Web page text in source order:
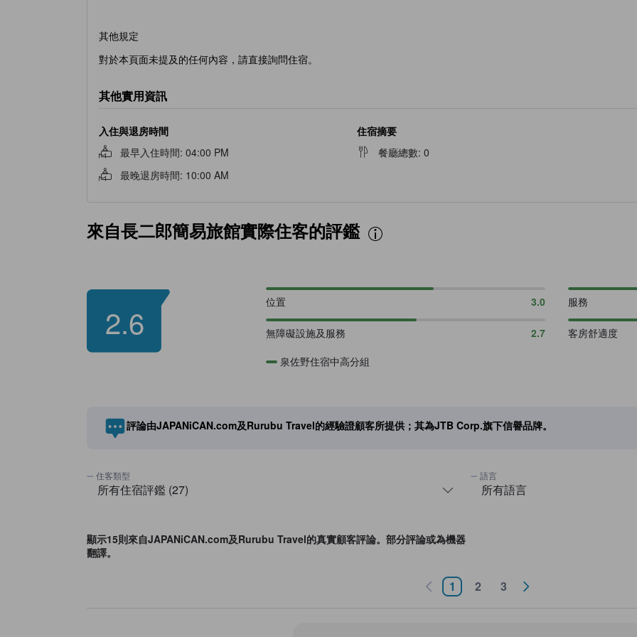
其他規定
對於本頁面未提及的任何內容，請直接詢問住宿。
其他實用資訊
入住與退房時間
最早入住時間: 04:00 PM
最晚退房時間: 10:00 AM
住宿摘要
餐廳總數:0
來自長二郎簡易旅館實際住客的評鑑
2.6
位置 3.0 服務
無障礙設施及服務 2.7 客房舒適度
泉佐野住宿中高分組
評論由JAPANiCAN.com及Rurubu Travel的經驗證顧客所提供；其為JTB Corp.旗下信譽品牌。
顯示15則來自JAPANiCAN.com及Rurubu Travel的真實顧客評論。部分評論或為機器
翻譯。
1 2 3